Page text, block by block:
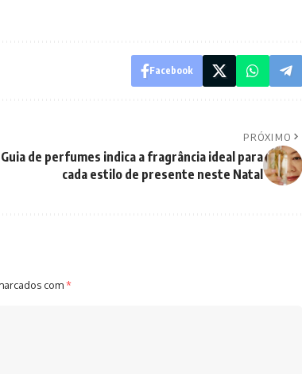
Facebook
PRÓXIMO
Guia de perfumes indica a fragrância ideal para
cada estilo de presente neste Natal
com*